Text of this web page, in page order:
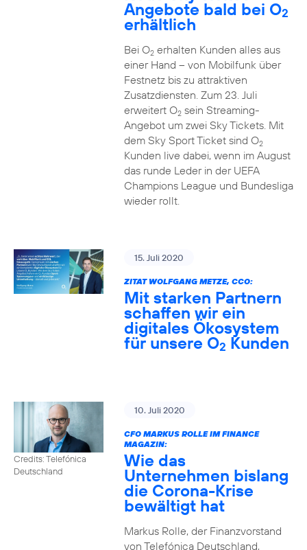
Angebote bald bei O2
erhältlich
Bei O2erhalten Kunden alles aus
einer Hand – von Mobilfunk über
Festnetz bis zu attraktiven
Zusatzdiensten. Zum 23. Juli
erweitert O2sein Streaming-
Angebot um zwei Sky Tickets. Mit
dem Sky Sport Ticket sind O2
Kunden live dabei, wenn im August
das runde Leder in der UEFA
Champions League und Bundesliga
wieder rollt.
15. Juli 2020
ZITAT WOLFGANG METZE, CCO:
Mit starken Partnern
schaffen wir ein
digitales Ökosystem
für unsere O2 Kunden
Credits: Telefónica
Deutschland
10. Juli 2020
CFO MARKUS ROLLE IM FINANCE
MAGAZIN:
Wie das
Unternehmen bislang
die Corona-Krise
bewältigt hat
Markus Rolle, der Finanzvorstand
von Telefónica Deutschland,